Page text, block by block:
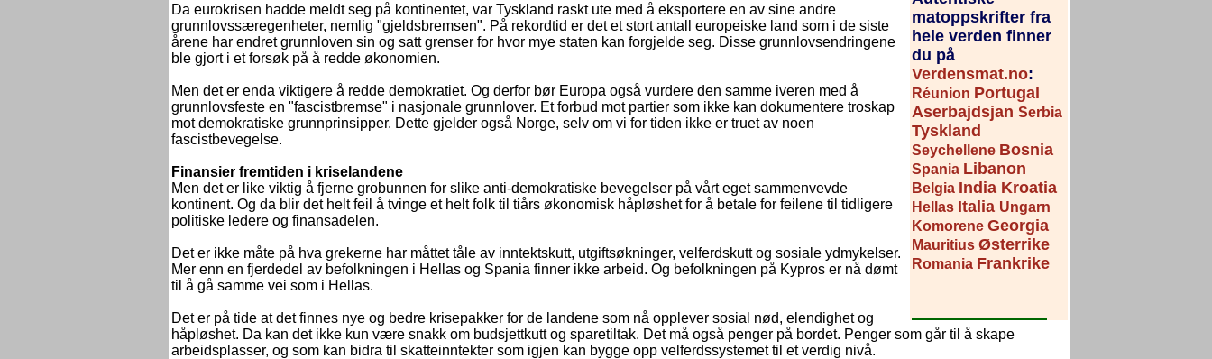
matoppskrifter fra
hele verden finner
du på
Verdensmat.no:
Réunion Portugal
Aserbajdsjan Serbia
Tyskland
Seychellene Bosnia
Spania Libanon
Belgia India Kroatia
Hellas Italia Ungarn
Komorene Georgia
Mauritius Østerrike
Romania Frankrike
Da eurokrisen hadde meldt seg på kontinentet, var Tyskland raskt ute med å eksportere en av sine andre
grunnlovssæregenheter, nemlig "gjeldsbremsen". På rekordtid er det et stort antall europeiske land som i de siste
årene har endret grunnloven sin og satt grenser for hvor mye staten kan forgjelde seg. Disse grunnlovsendringene
ble gjort i et forsøk på å redde økonomien.
Men det er enda viktigere å redde demokratiet. Og derfor bør Europa også vurdere den samme iveren med å
grunnlovsfeste en "fascistbremse" i nasjonale grunnlover. Et forbud mot partier som ikke kan dokumentere troskap
mot demokratiske grunnprinsipper. Dette gjelder også Norge, selv om vi for tiden ikke er truet av noen
fascistbevegelse.
Finansier fremtiden i kriselandene
Men det er like viktig å fjerne grobunnen for slike anti-demokratiske bevegelser på vårt eget sammenvevde
kontinent. Og da blir det helt feil å tvinge et helt folk til tiårs økonomisk håpløshet for å betale for feilene til tidligere
politiske ledere og finansadelen.
Det er ikke måte på hva grekerne har måttet tåle av inntektskutt, utgiftsøkninger, velferdskutt og sosiale ydmykelser.
Mer enn en fjerdedel av befolkningen i Hellas og Spania finner ikke arbeid. Og befolkningen på Kypros er nå dømt
til å gå samme vei som i Hellas.
Det er på tide at det finnes nye og bedre krisepakker for de landene som nå opplever sosial nød, elendighet og
håpløshet. Da kan det ikke kun være snakk om budsjettkutt og sparetiltak. Det må også penger på bordet. Penger som går til å skape
arbeidsplasser, og som kan bidra til skatteinntekter som igjen kan bygge opp velferdssystemet til et verdig nivå.